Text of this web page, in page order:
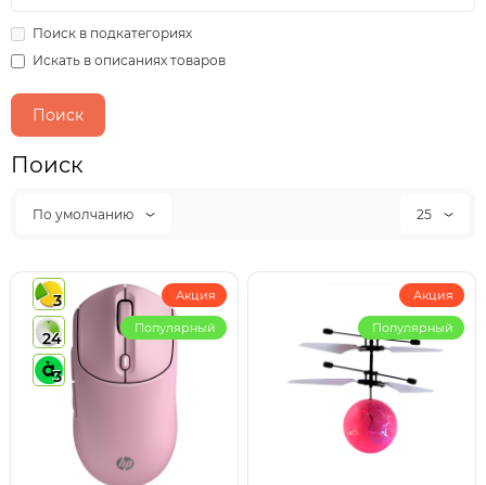
Поиск в подкатегориях
Искать в описаниях товаров
Поиск
По умолчанию 25
3
24
3
Акция
Популярный
Акция
Популярный